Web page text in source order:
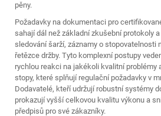
pěny.
Požadavky na dokumentaci pro
sahají dál než základní zkušební protokoly
sledování šarží, záznamy o stopovatelnosti
řetězce držby. Tyto komplexní postupy
rychlou reakci na jakékoli kvalitní problémy
stopy, které splňují regulační požadavky v
Dodavatelé, kteří udržují robustní systémy
prokazují vyšší celkovou kvalitu výkonu a
předpisů pro své zákazníky.